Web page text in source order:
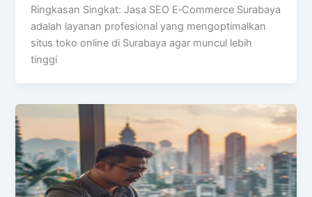
Ringkasan Singkat: Jasa SEO E‑Commerce Surabaya
adalah layanan profesional yang mengoptimalkan
situs toko online di Surabaya agar muncul lebih
tinggi